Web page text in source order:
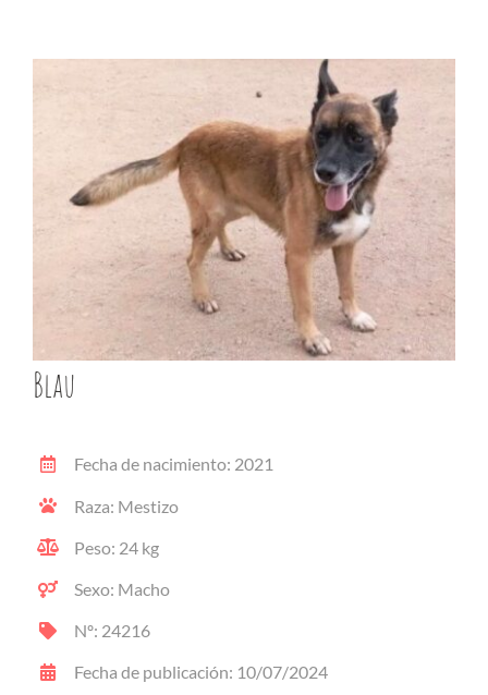
Blau
Fecha de nacimiento: 2021
Raza: Mestizo
Peso: 24 kg
Sexo: Macho
Nº: 24216
Fecha de publicación: 10/07/2024